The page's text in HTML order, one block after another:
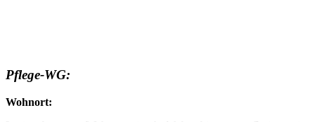
Pflege-WG:
Wohnort: